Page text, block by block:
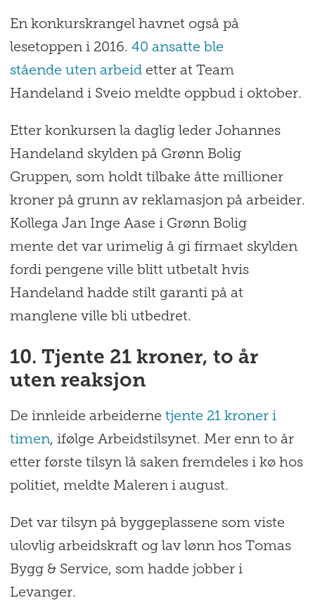
En konkurskrangel havnet også på
lesetoppen i 2016. 40 ansatte ble
stående uten arbeidetter at Team
Handeland i Sveio meldte oppbud i oktober.
Etter konkursen la daglig leder Johannes
Handeland skylden på Grønn Bolig
Gruppen, som holdt tilbake åtte millioner
kroner på grunn av reklamasjon på arbeider.
Kollega Jan Inge Aase i Grønn Bolig
mente det var urimelig å gi firmaet skylden
fordi pengene ville blitt utbetalt hvis
Handeland hadde stilt garanti på at
manglene ville bli utbedret.
10. Tjente 21 kroner, to år
uten reaksjon
De innleide arbeiderne tjente 21 kroner i
timen, ifølge Arbeidstilsynet. Mer enn to år
etter første tilsyn lå saken fremdeles i kø hos
politiet, meldte Maleren i august.
Det var tilsyn på byggeplassene som viste
ulovlig arbeidskraft og lav lønn hos Tomas
Bygg & Service, som hadde jobber i
Levanger.